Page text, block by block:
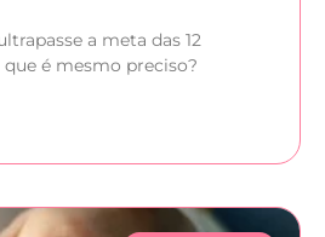
a meta das 12
que é mesmo preciso?